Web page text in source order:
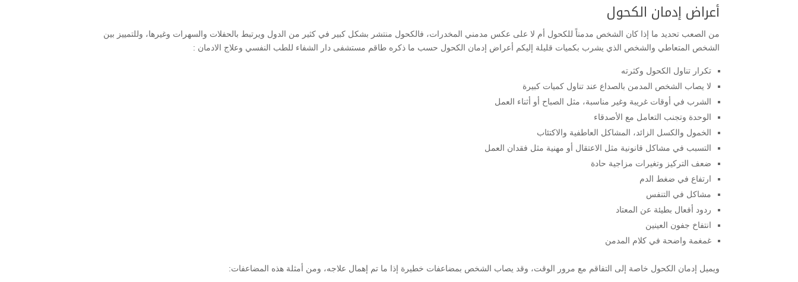
أعراض إدمان الكحول
من الصعب تحديد ما إذا كان الشخص مدمناً للكحول أم لا على عكس مدمني المخدرات، فالكحول منتشر بشكل كبير في كثير من الدول ويرتبط بالحفلات والسهرات وغيرها، وللتمييز بين
الشخص المتعاطي والشخص الذي يشرب بكميات قليلة إليكم أعراض إدمان الكحول حسب ما ذكره طاقم مستشفى دار الشفاء للطب النفسي وعلاج الادمان :
تكرار تناول الكحول وكثرته
لا يصاب الشخص المدمن بالصداع عند تناول كميات كبيرة
الشرب في أوقات غريبة وغير مناسبة، مثل الصباح أو أثناء العمل
الوحدة وتجنب التعامل مع الأصدقاء
الخمول والكسل الزائد، المشاكل العاطفية والاكتئاب
التسبب في مشاكل قانونية مثل الاعتقال أو مهنية مثل فقدان العمل
ضعف التركيز وتغيرات مزاجية حادة
ارتفاع في ضغط الدم
مشاكل في التنفس
ردود أفعال بطيئة عن المعتاد
انتفاخ جفون العينين
غمغمة واضحة في كلام المدمن
ويميل إدمان الكحول خاصة إلى التفاقم مع مرور الوقت، وقد يصاب الشخص بمضاعفات خطيرة إذا ما تم إهمال علاجه، ومن أمثلة هذه المضاعفات: